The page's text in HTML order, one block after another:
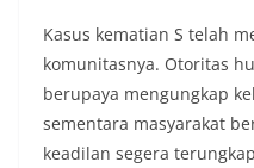
Kasus kematian S telah
komunitasnya. Otoritas
berupaya mengungkap
sementara masyarakat
keadilan segera